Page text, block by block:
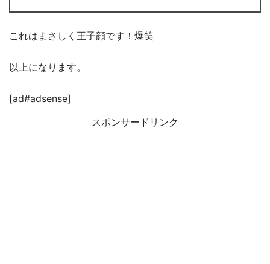
これはまさしく王子顔です！爆笑
以上になります。
[ad#adsense]
スポンサードリンク